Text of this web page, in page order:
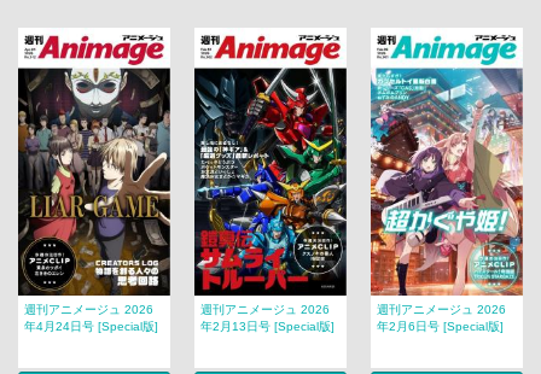
週刊アニメージュ 2026
年4月24日号 [Special版]
週刊アニメージュ 2026
年2月13日号 [Special版]
週刊アニメージュ 2026
年2月6日号 [Special版]